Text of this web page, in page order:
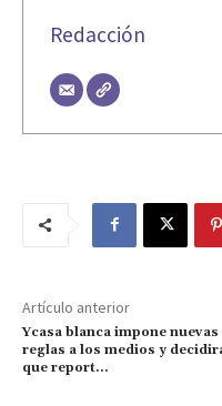
Redacción
Artículo anterior
Ycasa blanca impone nuevas
reglas a los medios y
que report…